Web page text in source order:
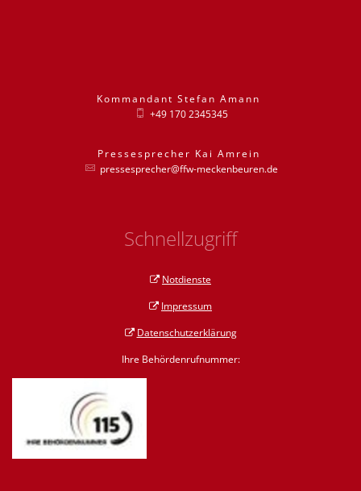
Kommandant Stefan Amann
+49 170 2345345
Pressesprecher Kai Amrein
pressesprecher@ffw-meckenbeuren.de
Schnellzugriff
Notdienste
Impressum
Datenschutzerklärung
Ihre Behördenrufnummer: